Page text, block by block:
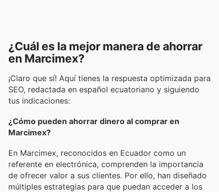
¿Cuál es la mejor manera de ahorrar
en Marcimex?
¡Claro que sí! Aquí tienes la respuesta optimizada para
SEO, redactada en español ecuatoriano y siguiendo
tus indicaciones:
¿Cómo pueden ahorrar dinero al comprar en
Marcimex?
En Marcimex, reconocidos en Ecuador como un
referente en electrónica, comprenden la importancia
de ofrecer valor a sus clientes. Por ello, han diseñado
múltiples estrategias para que puedan acceder a los